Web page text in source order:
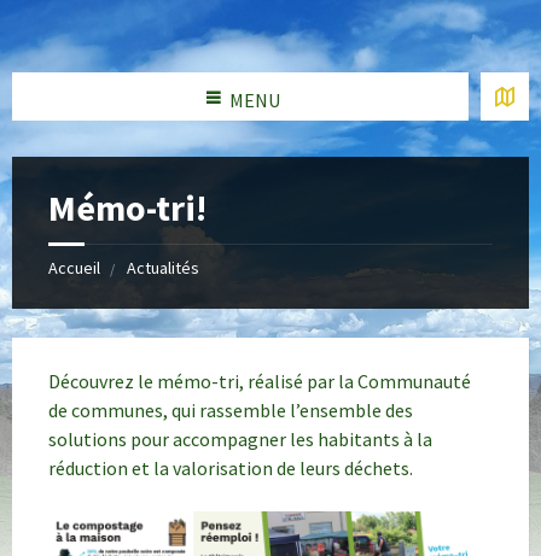
MENU
Mémo-tri!
Accueil Actualités
Découvrez le mémo-tri, réalisé par la Communauté
de communes, qui rassemble l’ensemble des
solutions pour accompagner les habitants à la
réduction et la valorisation de leurs déchets.